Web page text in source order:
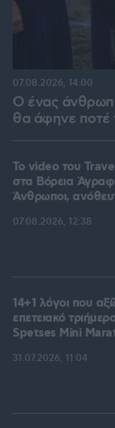
Ο ένας
θα άφηνε ποτέ
07.08.2026, 14:00
To video του
στα Βόρεια
Άνθρωποι,
07.08.2026, 12:38
14+1 λόγοι που
επετειακό
Spetses Mini
31.07.2026, 11:04